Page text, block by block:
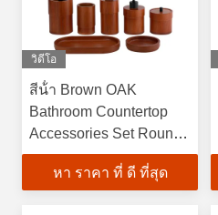
วิดีโอ
สีน้ํา Brown OAK
Bathroom Countertop
Accessories Set Round
Shape สีดํา ปั๊มปั๊มปั๊มปั๊ม
หา ราคา ที่ ดี ที่สุด